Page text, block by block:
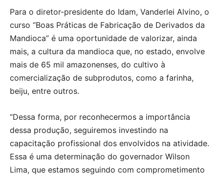
Para o diretor-presidente do Idam, Vanderlei Alvino, o
curso “Boas Práticas de Fabricação de Derivados da
Mandioca” é uma oportunidade de valorizar, ainda
mais, a cultura da mandioca que, no estado, envolve
mais de 65 mil amazonenses, do cultivo à
comercialização de subprodutos, como a farinha,
beiju, entre outros.
“Dessa forma, por reconhecermos a importância
dessa produção, seguiremos investindo na
capacitação profissional dos envolvidos na atividade.
Essa é uma determinação do governador Wilson
Lima, que estamos seguindo com comprometimento